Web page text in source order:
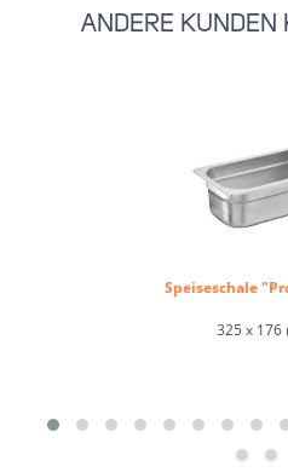
ANDERE KUNDEN
Speiseschale
325 x 176